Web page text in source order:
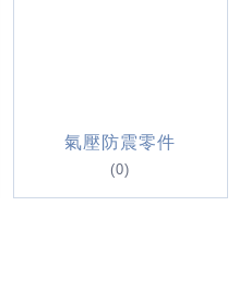
氣壓防震零件
(0)